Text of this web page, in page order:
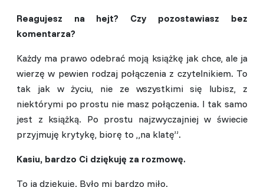
Reagujesz na hejt? Czy pozostawiasz bez
komentarza?
Każdy ma prawo odebrać moją książkę jak chce, ale ja
wierzę w pewien rodzaj połączenia z czytelnikiem. To
tak jak w życiu, nie ze wszystkimi się lubisz, z
niektórymi po prostu nie masz połączenia. I tak samo
jest z książką. Po prostu najzwyczajniej w świecie
przyjmuję krytykę, biorę to „na klatę”.
Kasiu, bardzo Ci dziękuję za rozmowę.
To ja dziękuję. Było mi bardzo miło.